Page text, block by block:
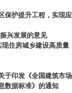
保护提升工程，实现应
兴发展的意见
住房城乡建设高质量
于印发《全国建筑市场
数据标准》的通知